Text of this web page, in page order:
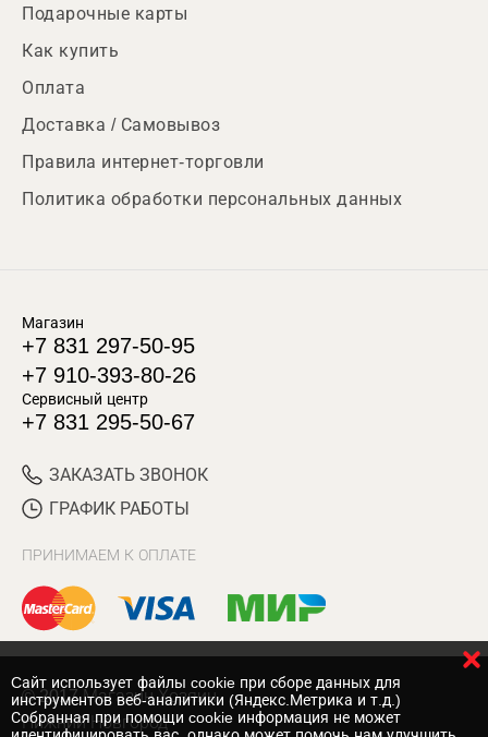
Подарочные карты
Как купить
Оплата
Доставка / Самовывоз
Правила интернет-торговли
Политика обработки персональных данных
Магазин
+7 831 297-50-95
+7 910-393-80-26
Сервисный центр
+7 831 295-50-67
ЗАКАЗАТЬ ЗВОНОК
ГРАФИК РАБОТЫ
ПРИНИМАЕМ К ОПЛАТЕ
© 2017 Магазин Хозяин
Нижний Новгород
Cайт использует файлы cookie при сборе данных для
инструментов веб-аналитики (Яндекс.Метрика и т.д.)
Собранная при помощи cookie информация не может